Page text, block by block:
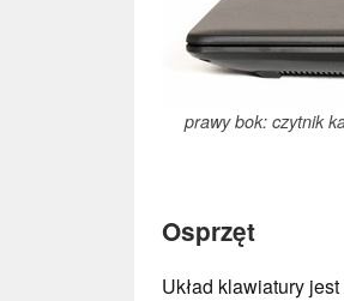
prawy bok: czytnik
Osprzęt
Układ klawiatury